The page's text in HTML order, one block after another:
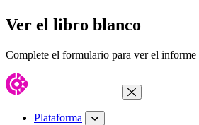
Ver el libro blanco
Complete el formulario para ver el informe
Cerrar menú
Plataforma